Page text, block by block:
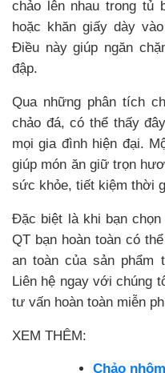
chảo lên nhau trong tủ
hoặc khăn giấy dày
Điều này giúp ngăn
đập.
Qua những phân tích
chảo đá, có thể thấy
mọi gia đình hiện đại.
giúp món ăn giữ trọn
sức khỏe, tiết kiệm thời
Đặc biệt là khi bạn
QT bạn hoàn toàn có
an toàn của sản phẩm
Liên hệ ngay với chúng
tư vấn hoàn toàn miễn
XEM THÊM:
Chảo